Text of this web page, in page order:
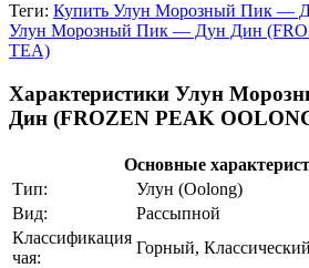
Теги: Купить Улун Морозный Пик —
Улун Морозный Пик — Дун Дин
TEA)
Характеристики Улун
Дин (FROZEN PEAK
Основные
Тип:
Улун (Oolong)
Вид:
Рассыпной
Классификация
чая:
Горный, Классический